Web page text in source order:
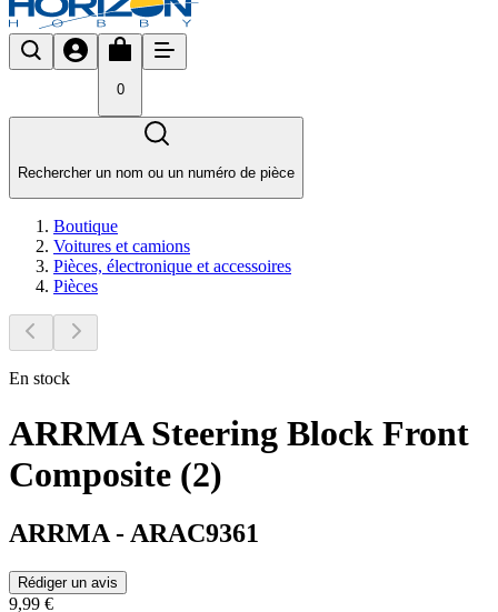
0
Rechercher un nom ou un numéro de pièce
Boutique
Voitures et camions
Pièces, électronique et accessoires
Pièces
En stock
ARRMA Steering Block Front
Composite (2)
ARRMA - ARAC9361
Rédiger un avis
9,99 €